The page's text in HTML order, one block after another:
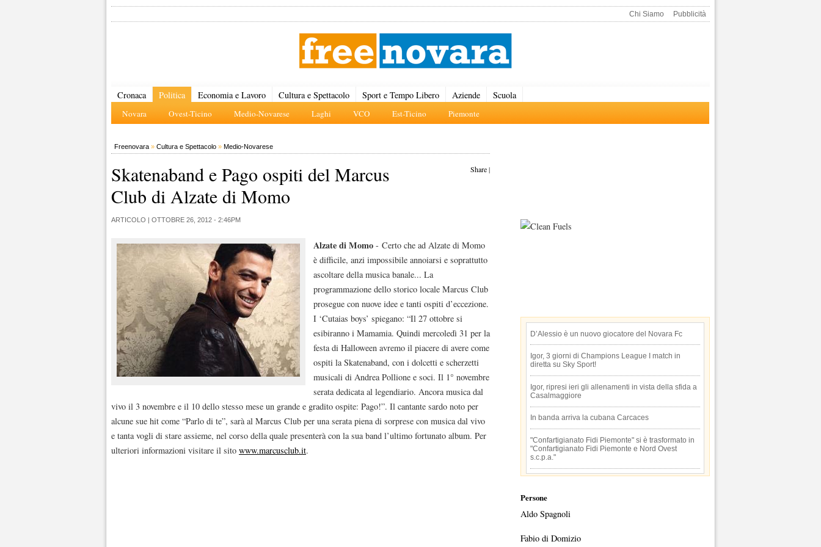
Chi Siamo Pubblicità
Cronaca Politica
Novara Ovest-Ticino Medio-Novarese Laghi VCO Est-Ticino Piemonte
Economia e Lavoro Cultura e Spettacolo Sport e Tempo Libero Aziende Scuola
Freenovara » Cultura e Spettacolo » Medio-Novarese
Share|
Skatenaband e Pago ospiti del Marcus
Club di Alzate di Momo
ARTICOLO | OTTOBRE 26, 2012 - 2:46PM
Alzate di Momo - Certo che ad Alzate di Momo
è difficile, anzi impossibile annoiarsi e soprattutto
ascoltare della musica banale... La
programmazione dello storico locale Marcus Club
prosegue con nuove idee e tanti ospiti d’eccezione.
I ‘Cutaias boys’ spiegano: “Il 27 ottobre si
esibiranno i Mamamia. Quindi mercoledì 31 per la
festa di Halloween avremo il piacere di avere come
ospiti la Skatenaband, con i dolcetti e scherzetti
musicali di Andrea Pollione e soci. Il 1° novembre
serata dedicata al legendiario. Ancora musica dal
vivo il 3 novembre e il 10 dello stesso mese un grande e gradito ospite: Pago!”. Il cantante sardo noto per
alcune sue hit come “Parlo di te”, sarà al Marcus Club per una serata piena di sorprese con musica dal vivo
e tanta vogli di stare assieme, nel corso della quale presenterà con la sua band l’ultimo fortunato album. Per
ulteriori informazioni visitare il sito www.marcusclub.it.
D’Alessio è un nuovo giocatore del Novara Fc
Igor, 3 giorni di Champions League I match in
diretta su Sky Sport!
Igor, ripresi ieri gli allenamenti in vista della sfida a
Casalmaggiore
In banda arriva la cubana Carcaces
"Confartigianato Fidi Piemonte" si è trasformato in
"Confartigianato Fidi Piemonte e Nord Ovest
s.c.p.a."
Persone
Aldo Spagnoli
Fabio di Domizio